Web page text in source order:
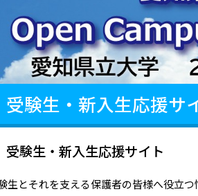
受験生・新入生応援サ
受験生・新入生応援サイト
生とそれを支える保護者の皆様へ役立つ